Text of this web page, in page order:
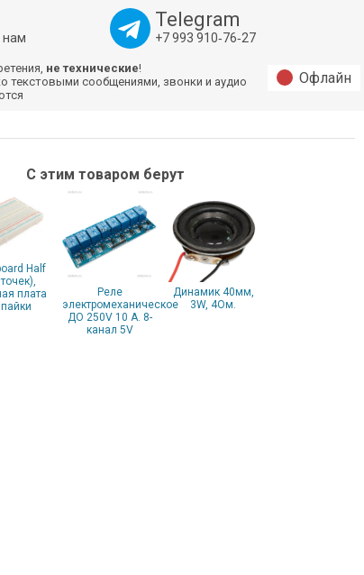
нам
Telegram
+7 993 910‑76‑27
не технические!
текстовыми сообщениями, звонки и аудио
Офлайн
С этим товаром берут
Half
плата
Реле
электромеханическое
ДО 250V 10 А. 8-
канал 5V
Динамик 40мм,
3W, 4Ом.